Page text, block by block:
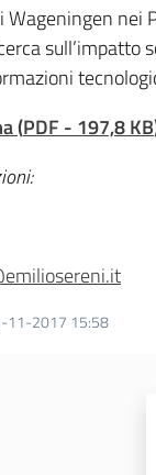
Wageningen
sull’impatto
(PDF - 197,8 KB
11-2017 15:58